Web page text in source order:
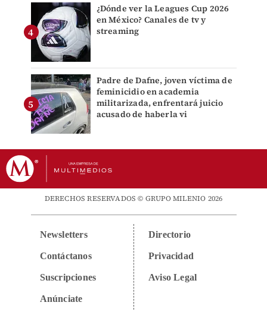
¿Dónde ver la Leagues Cup 2026
en México? Canales de tv y
streaming
Padre de Dafne, joven víctima de
feminicidio en academia
militarizada, enfrentará juicio
acusado de haberla vi
DERECHOS RESERVADOS © GRUPO MILENIO 2026
Newsletters
Contáctanos
Suscripciones
Anúnciate
Directorio
Privacidad
Aviso Legal